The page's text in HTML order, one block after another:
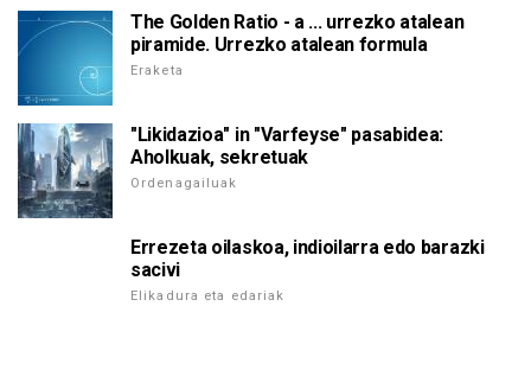
The Golden Ratio - a ... urrezko atalean
piramide. Urrezko atalean formula
Eraketa
"Likidazioa" in "Varfeyse" pasabidea:
Aholkuak, sekretuak
Ordenagailuak
Errezeta oilaskoa, indioilarra edo barazki
sacivi
Elikadura eta edariak